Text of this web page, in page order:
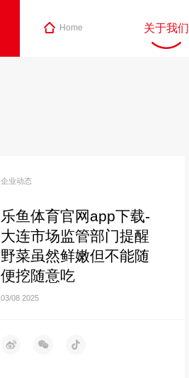
Home 关于我们
企业动态
乐鱼体育官网app下载-
大连市场监管部门提醒
野菜虽然鲜嫩但不能随
便挖随意吃
03/08 2025